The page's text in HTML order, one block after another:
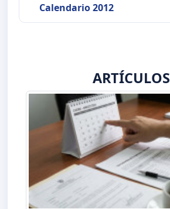
Calendario 2012
ARTÍCULOS